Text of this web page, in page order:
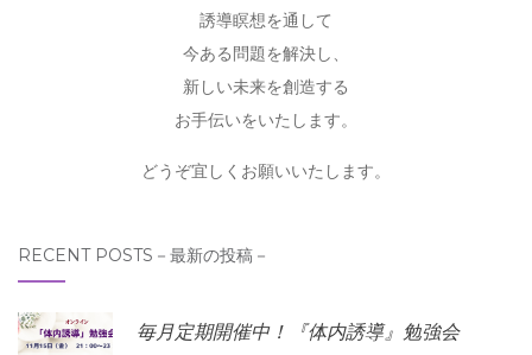
誘導瞑想を通して
今ある問題を解決し、
新しい未来を創造する
お手伝いをいたします。
どうぞ宜しくお願いいたします。
RECENT POSTS－最新の投稿－
毎月定期開催中！『体内誘導』勉強会